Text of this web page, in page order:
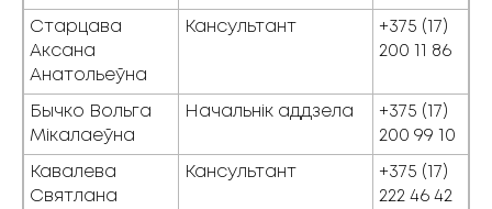
Старцава
Аксана
Анатольеўна
Кансультант
+375 (17)
200 11 86
Бычко Вольга
Мікалаеўна
Начальнік аддзела
+375 (17)
200 99 10
Кавалева
Святлана
Кансультант
+375 (17)
222 46 42